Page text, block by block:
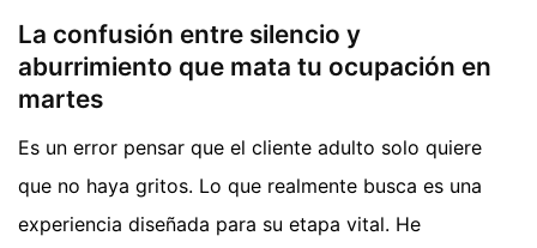
La confusión entre silencio y
aburrimiento que mata tu ocupación en
martes
Es un error pensar que el cliente adulto solo quiere
que no haya gritos. Lo que realmente busca es una
experiencia diseñada para su etapa vital. He